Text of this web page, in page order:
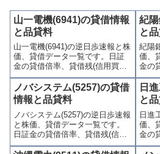
山一電機(6941)の貸借情報
と品貸料
山一電機(6941)の逆日歩速報と株
価、貸借データ一覧です。日証
金の貸借倍率、貸借残(信用買
残、信用売残)、品貸料(逆日
歩)、東証の週末残高、規制(注意
喚起・申込停止)など、空売り関
連情報を集計し、図解でわかり
やすくまとめて掲載していま
す。
紀
と
紀陽
価、
金の
残、
歩)
喚起
連情
やす
す。
ノバシステム(5257)の貸借
情報と品貸料
ノバシステム(5257)の逆日歩速報
と株価、貸借データ一覧です。
日証金の貸借倍率、貸借残(信用
買残、信用売残)、品貸料(逆日
日
と
日進
価、
金の
残、